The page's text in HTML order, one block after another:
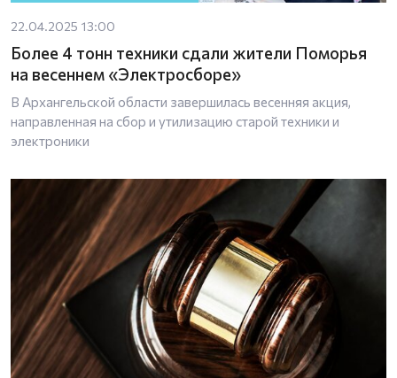
22.04.2025 13:00
Более 4 тонн техники сдали жители Поморья
на весеннем «Электросборе»
В Архангельской области завершилась весенняя акция,
направленная на сбор и утилизацию старой техники и
электроники